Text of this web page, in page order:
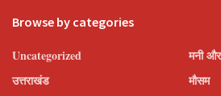
Browse by categories
Uncategorized
उत्तराखंड
मनी
मौसम